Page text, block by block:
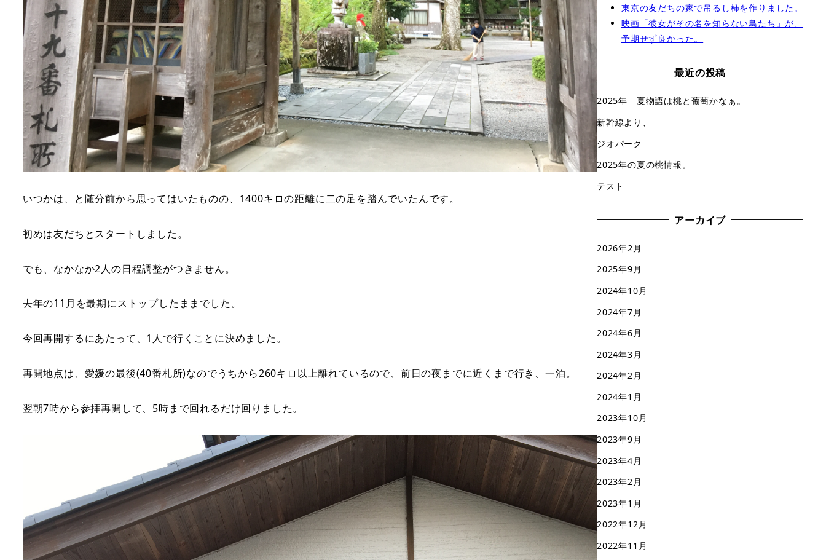
いつかは、と随分前から思ってはいたものの、1400キロの距離に二の足を踏んでいたんです。
初めは友だちとスタートしました。
でも、なかなか2人の日程調整がつきません。
去年の11月を最期にストップしたままでした。
今回再開するにあたって、1人で行くことに決めました。
再開地点は、愛媛の最後(40番札所)なのでうちから260キロ以上離れているので、前日の夜までに近くまで行き、一泊。
翌朝7時から参拝再開して、5時まで回れるだけ回りました。
東京の友だちの家で吊るし柿を作りました。
映画「彼女がその名を知らない鳥たち」が、
予期せず良かった。
最近の投稿
2025年 夏物語は桃と葡萄かなぁ。
新幹線より、
ジオパーク
2025年の夏の桃情報。
テスト
アーカイブ
2026年2月
2025年9月
2024年10月
2024年7月
2024年6月
2024年3月
2024年2月
2024年1月
2023年10月
2023年9月
2023年4月
2023年2月
2023年1月
2022年12月
2022年11月